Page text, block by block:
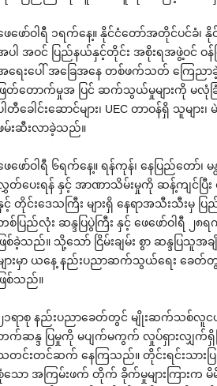
ေ‌ဖော်ဝါရီ ၁ရက်‌နေ့။ နိုင်ငံ‌တော်အတိုင်ပင်ခံ
ပါ အဝင် ပြည်နယ်နှင့်တိုင်း အစိုးရအဖွဲ့ဝင် ဝန်
ရေး‌ပေါ် အ‌ခြေအ‌နေ တစ်ဖက်သတ် ‌ကြေညာ
ဖြတ်‌တောက်မှုအ ပြင် ဆက်သွယ်မှုများကို မလုံ
ါတီ‌ခေါင်း‌ဆောင်များ၊ UEC တာဝန်ရှိ သူမ
မ်းဆီးလာခဲ့သည်။
ေ‌ဖော်ဝါရီ ၆ရက်‌နေ့။ ရန်ကုန်၊ ‌နေပြည်‌တော်၊ မ
တ်‌ပေးရန် နှင့် အာဏာသိမ်းမှုကို ဆန့်ကျင်ပြီ
င့် တိုင်း‌ဒေသကြီး များရှိ ‌နေရာအသီးသီးမှ ပ
စ်ပြည်လုံး ဆန္ဒပြပွဲကြီး နှင့် ‌ဖေ‌ဖော်ဝါရီ ၂၈
ဖြစ်ခဲ့သည်။ သို့‌သော် ငြိမ်းချမ်း စွာ ဆန္ဒပြ
ျားမှာ ယ‌နေ့ နည်းပညာဆက်သွယ်‌ရေး ‌ခေတ်
ဖြစ်သည်။
၂၁ရာစု နည်းပညာ‌ခေတ်တွင် မျိုးဆက်သစ်လူငယ်မ
က်ဆန္ဒ ပြမှုကို မပျက်မကွက် လှုပ်ရှားလျှက်
တင်းတင်ဆက် ‌နေကြသည်။ တိုင်းရင်းသား
သော အကြမ်းဖက် တိုက် ခိုက်မှုများကြားက